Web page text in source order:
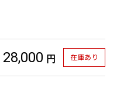
28,000 円 在庫あり